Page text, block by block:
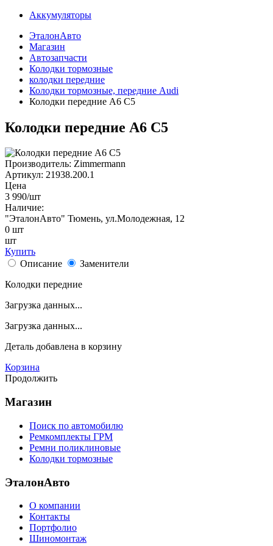
Аккумуляторы
ЭталонАвто
Магазин
Автозапчасти
Колодки тормозные
колодки передние
Колодки тормозные, передние Audi
Колодки передние A6 C5
Колодки передние A6 C5
Производитель: Zimmermann
Артикул: 21938.200.1
Цена
3 990/шт
Наличие:
"ЭталонАвто" Тюмень, ул.Молодежная, 12
0 шт
шт
Купить
Описание
Заменители
Колодки передние
Загрузка данных...
Загрузка данных...
Деталь добавлена в корзину
Корзина
Продолжить
Магазин
Поиск по автомобилю
Ремкомплекты ГРМ
Ремни поликлиновые
Колодки тормозные
ЭталонАвто
О компании
Контакты
Портфолио
Шиномонтаж